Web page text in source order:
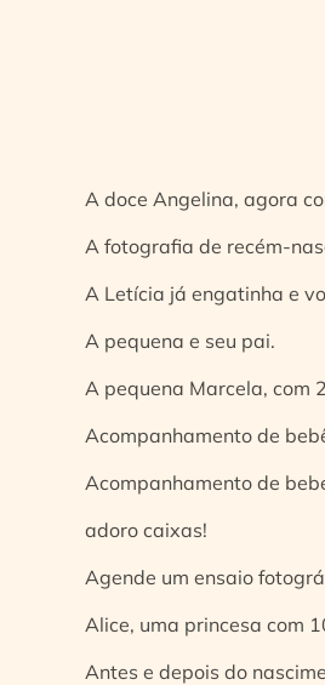
A doce Angelina, agora
A fotografia de recém-
A Letícia já engatinha e
A pequena e seu pai.
A pequena Marcela, com
Acompanhamento de
Acompanhamento de
adoro caixas!
Agende um ensaio
Alice, uma princesa com
Antes e depois do